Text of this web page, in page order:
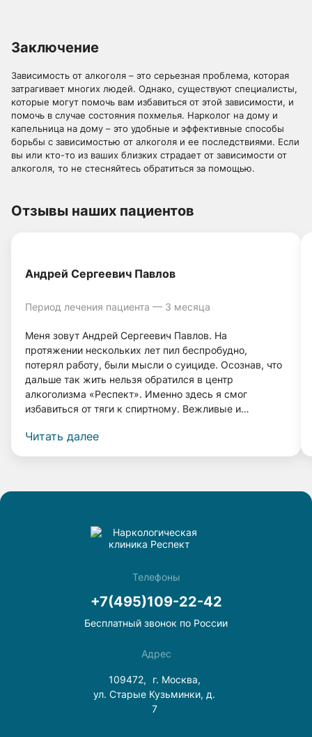
Заключение
Зависимость от алкоголя – это серьезная проблема, которая
затрагивает многих людей. Однако, существуют специалисты,
которые могут помочь вам избавиться от этой зависимости, и
помочь в случае состояния похмелья. Нарколог на дому и
капельница на дому – это удобные и эффективные способы
борьбы с зависимостью от алкоголя и ее последствиями. Если
вы или кто-то из ваших близких страдает от зависимости от
алкоголя, то не стесняйтесь обратиться за помощью.
Отзывы наших пациентов
Андрей Сергеевич Павлов
Период лечения пациента — 3 месяца
Меня зовут Андрей Сергеевич Павлов. На
протяжении нескольких лет пил беспробудно,
потерял работу, были мысли о суициде. Осознав, что
дальше так жить нельзя обратился в центр
алкоголизма «Респект». Именно здесь я смог
избавиться от тяги к спиртному. Вежливые и
мне вернуться к нормальной жизни. Прошло 4 года, и
Читать далее
Телефоны
+7(495)109-22-42
Бесплатный звонок по России
Адрес
109472,
г. Москва,
ул. Старые Кузьминки, д.
7